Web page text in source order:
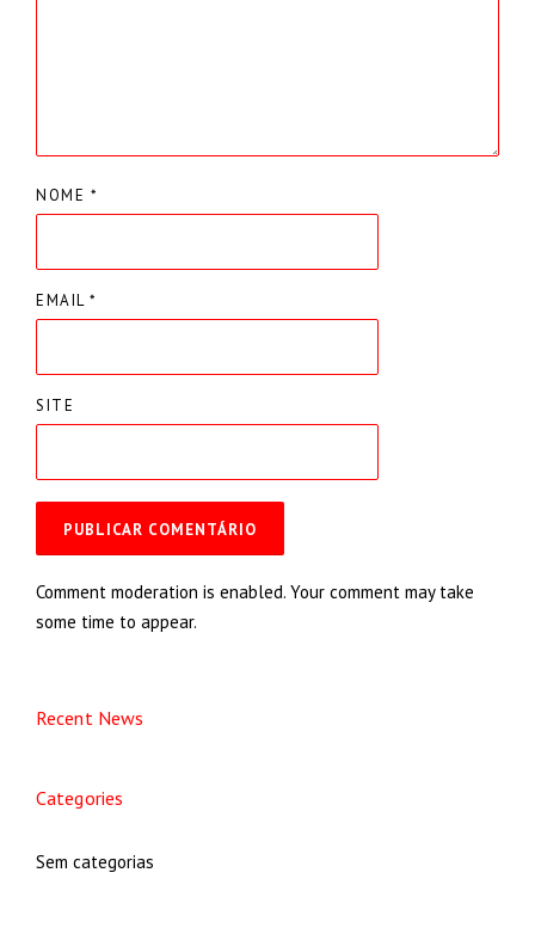
NOME *
EMAIL *
SITE
Comment moderation is enabled. Your comment may take
some time to appear.
Recent News
Categories
Sem categorias